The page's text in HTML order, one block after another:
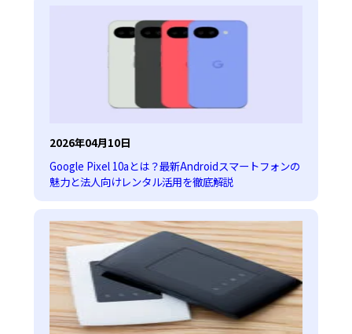
2026年04月10日
Google Pixel 10aとは？最新Androidスマートフォンの
魅力と法人向けレンタル活用を徹底解説